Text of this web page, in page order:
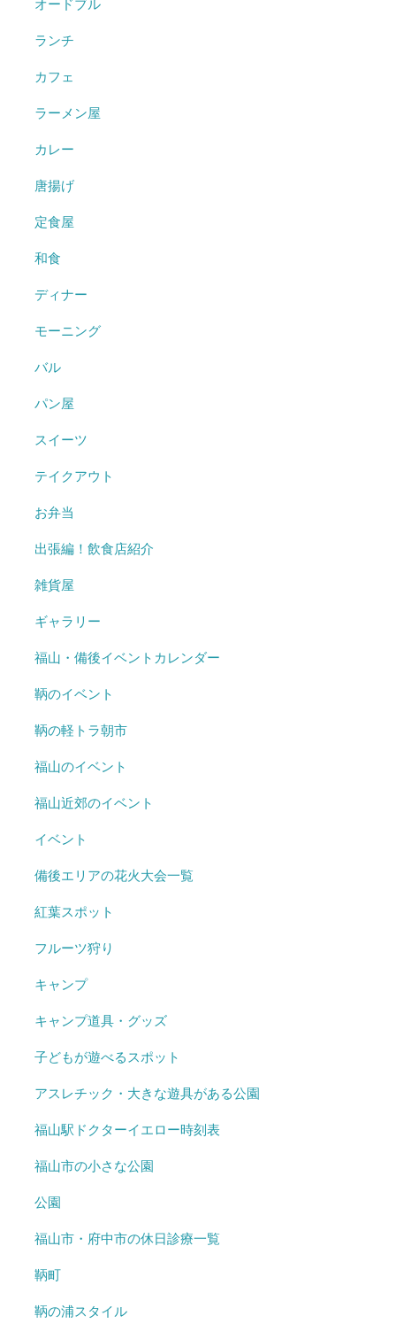
オードブル
ランチ
カフェ
ラーメン屋
カレー
唐揚げ
定食屋
和食
ディナー
モーニング
バル
パン屋
スイーツ
テイクアウト
お弁当
出張編！飲食店紹介
雑貨屋
ギャラリー
福山・備後イベントカレンダー
鞆のイベント
鞆の軽トラ朝市
福山のイベント
福山近郊のイベント
イベント
備後エリアの花火大会一覧
紅葉スポット
フルーツ狩り
キャンプ
キャンプ道具・グッズ
子どもが遊べるスポット
アスレチック・大きな遊具がある公園
福山駅ドクターイエロー時刻表
福山市の小さな公園
公園
福山市・府中市の休日診療一覧
鞆町
鞆の浦スタイル